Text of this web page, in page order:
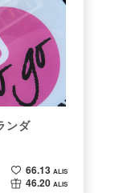
ンダ
66.13 ALIS
46.20 ALIS